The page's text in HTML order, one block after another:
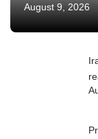
August 9, 2026